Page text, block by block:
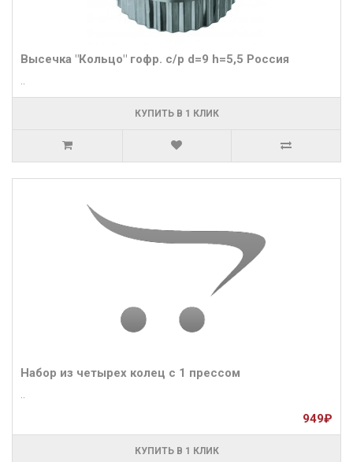
Высечка "Кольцо" гофр. с/р d=9 h=5,5 Россия
..
КУПИТЬ В 1 КЛИК
Набор из четырех колец с 1 прессом
..
949₽
КУПИТЬ В 1 КЛИК